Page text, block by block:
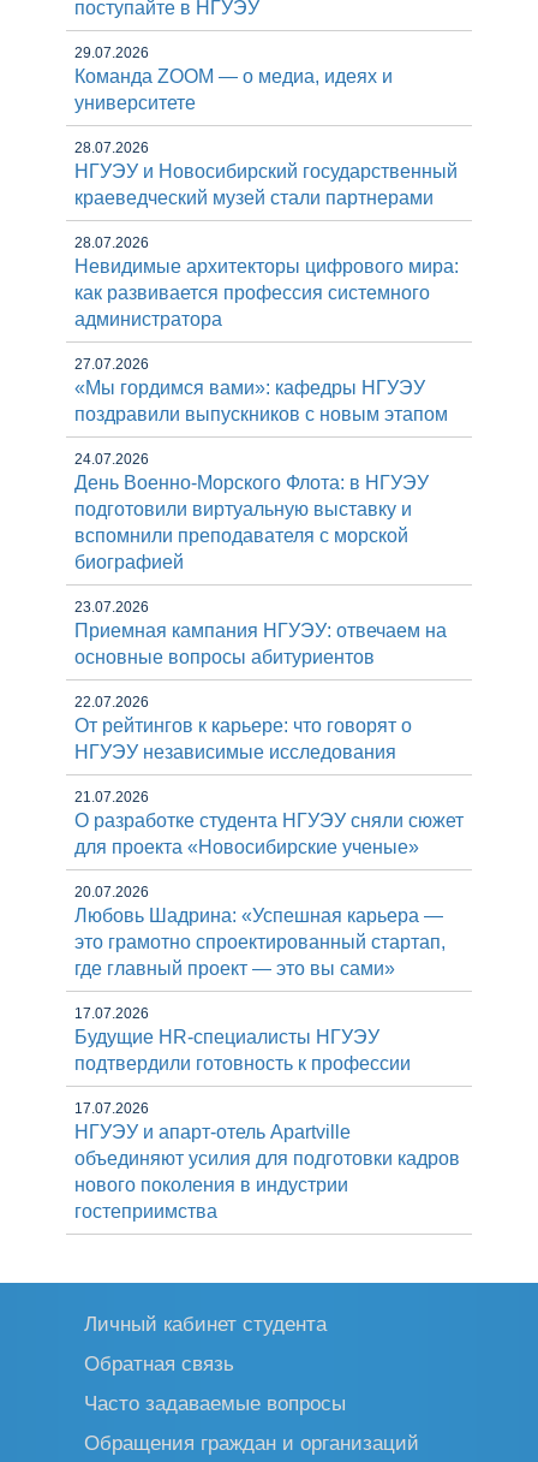
поступайте в НГУЭУ
29.07.2026
Команда ZOOM — о медиа, идеях и
университете
28.07.2026
НГУЭУ и Новосибирский государственный
краеведческий музей стали партнерами
28.07.2026
Невидимые архитекторы цифрового мира:
как развивается профессия системного
администратора
27.07.2026
«Мы гордимся вами»: кафедры НГУЭУ
поздравили выпускников с новым этапом
24.07.2026
День Военно-Морского Флота: в НГУЭУ
подготовили виртуальную выставку и
вспомнили преподавателя с морской
биографией
23.07.2026
Приемная кампания НГУЭУ: отвечаем на
основные вопросы абитуриентов
22.07.2026
От рейтингов к карьере: что говорят о
НГУЭУ независимые исследования
21.07.2026
О разработке студента НГУЭУ сняли сюжет
для проекта «Новосибирские ученые»
20.07.2026
Любовь Шадрина: «Успешная карьера —
это грамотно спроектированный стартап,
где главный проект — это вы сами»
17.07.2026
Будущие HR-специалисты НГУЭУ
подтвердили готовность к профессии
17.07.2026
НГУЭУ и апарт-отель Apartville
объединяют усилия для подготовки кадров
нового поколения в индустрии
гостеприимства
Личный кабинет студента
Обратная связь
Часто задаваемые вопросы
Обращения граждан и организаций